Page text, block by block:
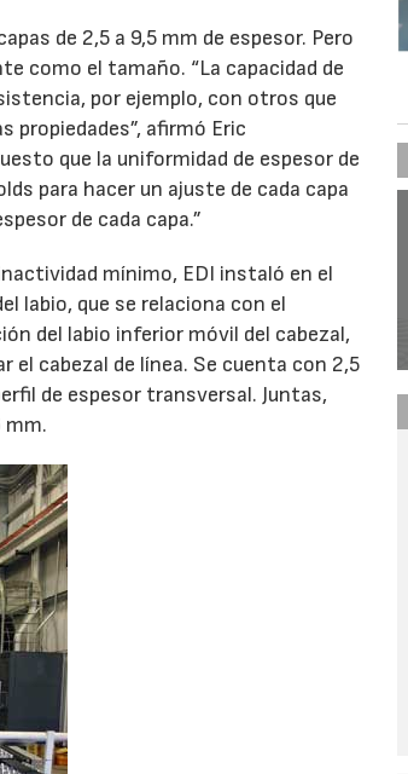
de 2,5 a 9,5 mm de espesor. Pero
como el tamaño. “La capacidad de
por ejemplo, con otros que
propiedades”, afirmó Eric
que la uniformidad de espesor de
para hacer un ajuste de cada capa
de cada capa.”
mínimo, EDI instaló en el
labio, que se relaciona con el
del labio inferior móvil del cabezal,
el cabezal de línea. Se cuenta con 2,5
de espesor transversal. Juntas,
mm.